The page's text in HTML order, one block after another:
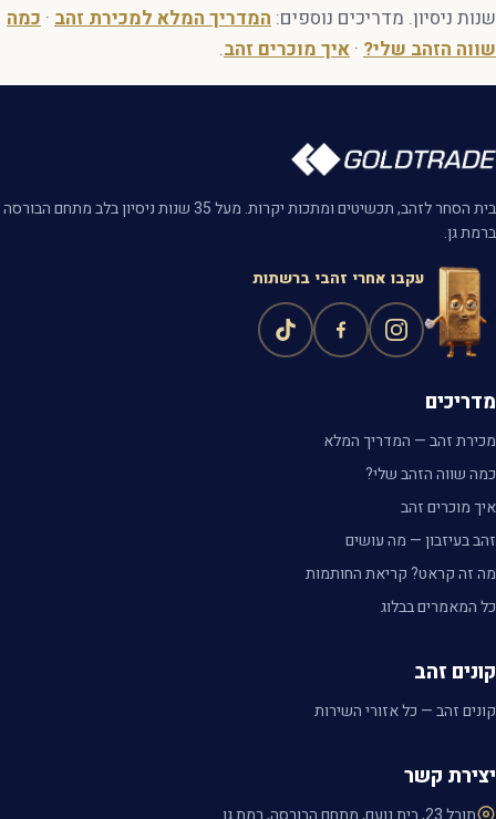
שנות ניסיון. מדריכים נוספים: המדריך המלא למכירת זהב · כמה
שווה הזהב שלי? · איך מוכרים זהב.
בית הסחר לזהב, תכשיטים ומתכות יקרות. מעל 35 שנות ניסיון בלב מתחם הבורסה
ברמת גן.
עקבו אחרי זהבי ברשתות
מדריכים
מכירת זהב — המדריך המלא
כמה שווה הזהב שלי?
איך מוכרים זהב
זהב בעיזבון — מה עושים
מה זה קראט? קריאת החותמות
כל המאמרים בבלוג
קונים זהב
קונים זהב — כל אזורי השירות
יצירת קשר